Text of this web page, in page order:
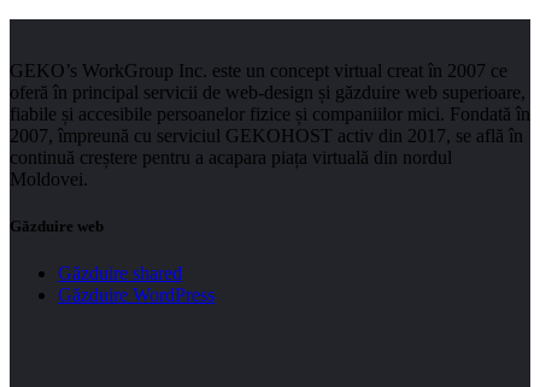
GEKO’s WorkGroup Inc. este un concept virtual creat în 2007 ce
oferă în principal servicii de web-design și găzduire web superioare,
fiabile și accesibile persoanelor fizice și companiilor mici. Fondată în
2007, împreună cu serviciul GEKOHOST activ din 2017, se află în
continuă creștere pentru a acapara piața virtuală din nordul
Moldovei.
Găzduire web
Găzduire shared
Găzduire WordPress